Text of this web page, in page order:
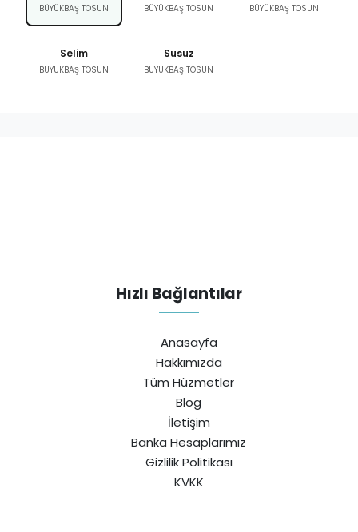
BÜYÜKBAŞ TOSUN BÜYÜKBAŞ TOSUN BÜYÜKBAŞ TOSUN
Selim
BÜYÜKBAŞ TOSUN
Susuz
BÜYÜKBAŞ TOSUN
Hızlı Bağlantılar
Anasayfa
Hakkımızda
Tüm Hüzmetler
Blog
İletişim
Banka Hesaplarımız
Gizlilik Politikası
KVKK